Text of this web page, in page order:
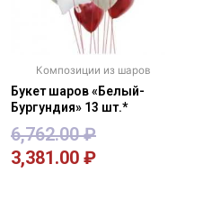
Композиции из шаров
Букет шаров «Белый-
Бургундия» 13 шт.*
6,762.00₽
3,381.00 ₽